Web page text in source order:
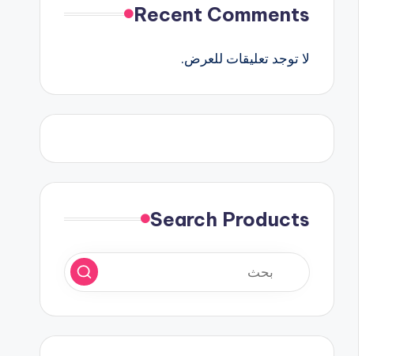
Recent Comments
لا توجد تعليقات للعرض.
Search Products